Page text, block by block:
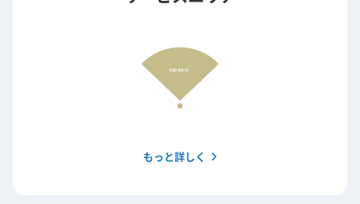
もっと詳しく